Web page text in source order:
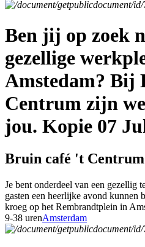
Ben jij op zoek
gezellige
Amstedam? Bij
Centrum zijn
jou. Kopie 07
Bruin café 't Centrum
Je bent onderdeel van een gezellig
gasten een heerlijke avond kunnen
kroeg op het Rembrandtplein in
9-38 urenAmsterdam